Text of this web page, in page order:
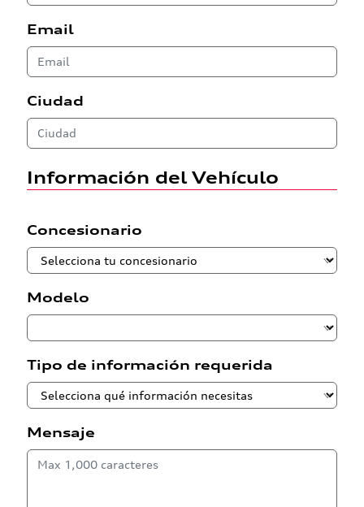
Email
Ciudad
Información del Vehículo
Concesionario
Modelo
Tipo de información requerida
Mensaje